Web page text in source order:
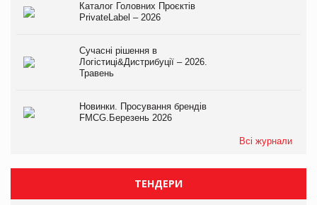
Каталог Головних Проєктів
PrivateLabel – 2026
Сучасні рішення в
Логістиці&Дистрибуції – 2026.
Травень
Новинки. Просування брендів
FMCG.Березень 2026
Всі журнали
ТЕНДЕРИ